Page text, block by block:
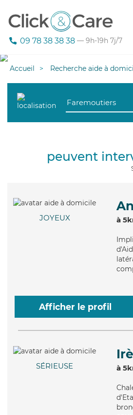
09 78 38 38 38 — 9h-19h 7j/7
Accueil Recherche aide à
peuvent
JOYEUX à
Afficher le profil
SÉRIEUSE à